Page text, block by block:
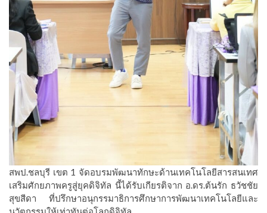
สพป.ชลบุรี เขต 1 จัดอบรมพัฒนาทักษะด้านเทคโนโลยีสารสนเทศ
เสริมศักยภาพครูสู่ยุคดิจิทัล นี้ได้รับเกียรติจาก อ.ดร.ต้นรัก ธวัชชัย
สุขสีดา ที่ปรึกษาอนุกรรมาธิการศึกษาการพัฒนาเทคโนโลยีและ